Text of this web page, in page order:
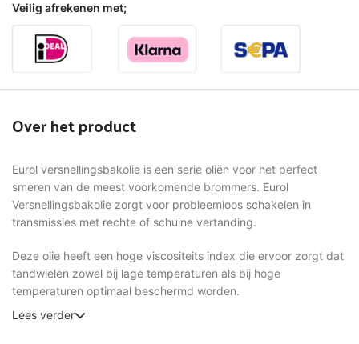
Veilig afrekenen met;
Over het product
Eurol versnellingsbakolie is een serie oliën voor het perfect
smeren van de meest voorkomende brommers. Eurol
Versnellingsbakolie zorgt voor probleemloos schakelen in
transmissies met rechte of schuine vertanding.
Deze olie heeft een hoge viscositeits index die ervoor zorgt dat
tandwielen zowel bij lage temperaturen als bij hoge
temperaturen optimaal beschermd worden.
Lees verder